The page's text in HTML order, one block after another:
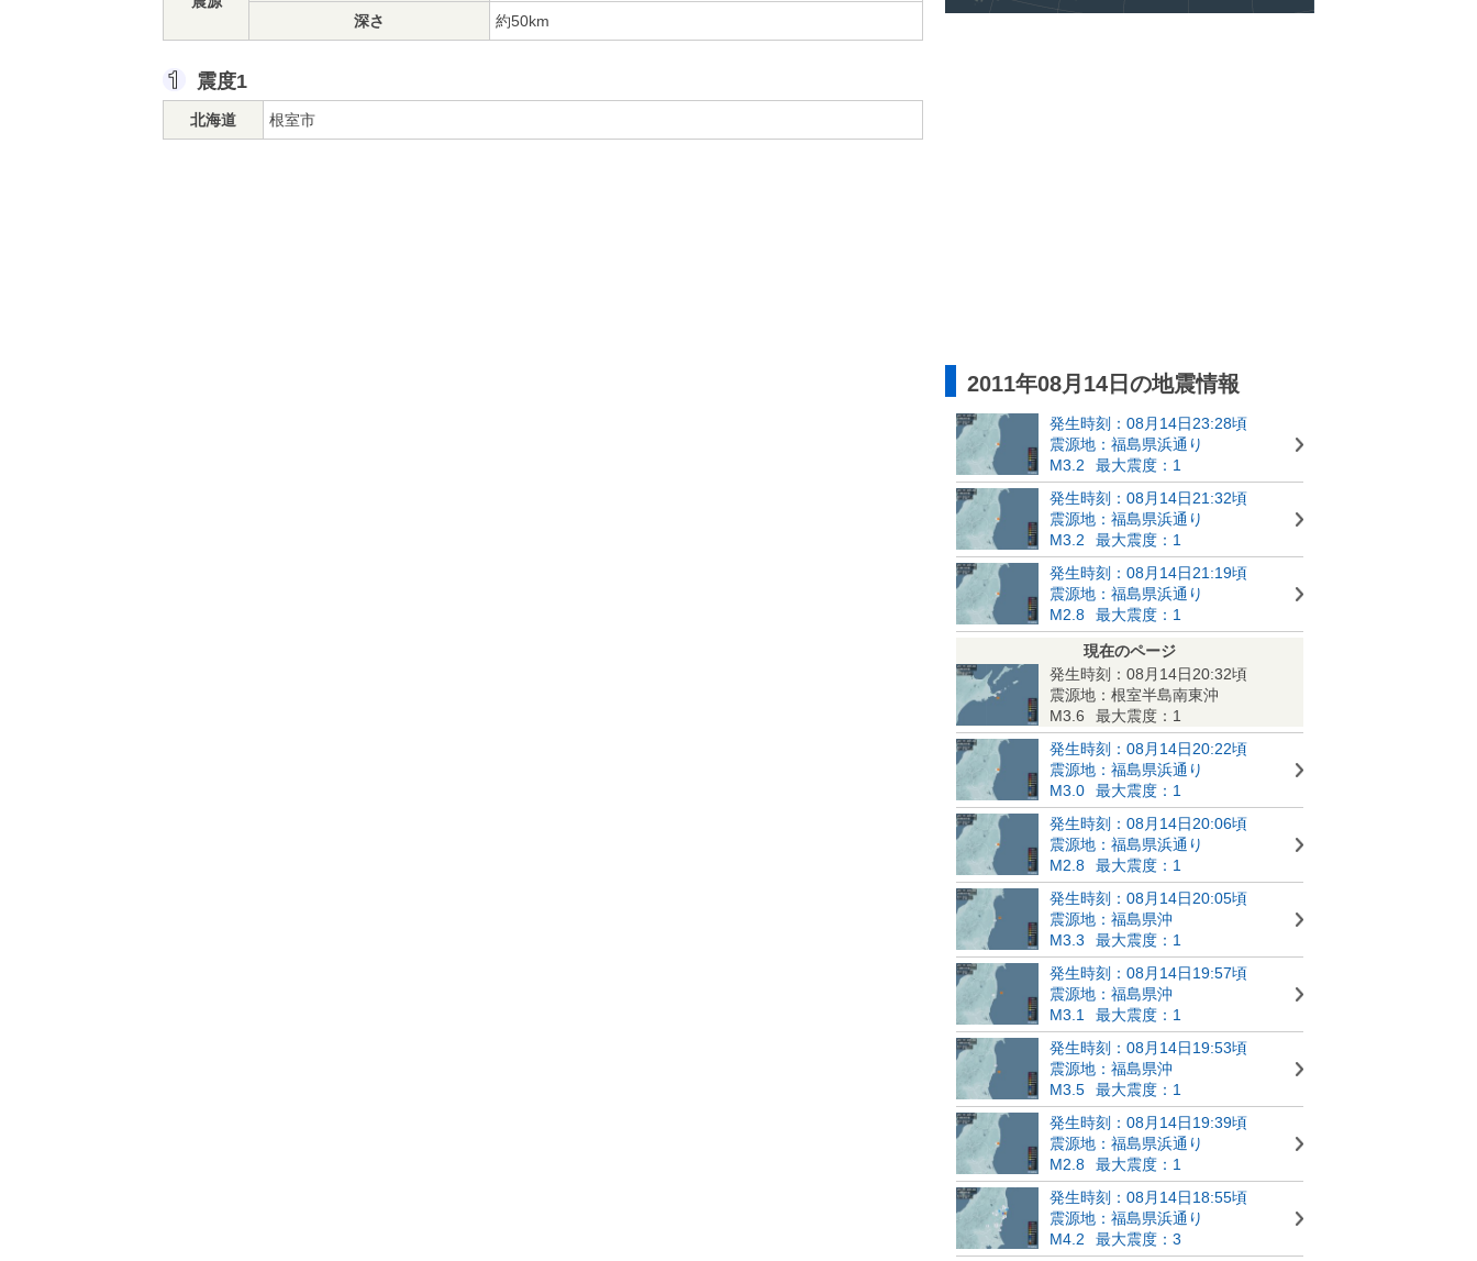
深さ
約50km
震度1
北海道 根室市
2011年08月14日の地震情報
発生時刻：08月14日23:28頃
震源地：福島県浜通り
M3.2
最大震度：1
発生時刻：08月14日21:32頃
震源地：福島県浜通り
M3.2
最大震度：1
発生時刻：08月14日21:19頃
震源地：福島県浜通り
M2.8
最大震度：1
現在のページ
発生時刻：08月14日20:32頃
震源地：根室半島南東沖
M3.6
最大震度：1
発生時刻：08月14日20:22頃
震源地：福島県浜通り
M3.0
最大震度：1
発生時刻：08月14日20:06頃
震源地：福島県浜通り
M2.8
最大震度：1
発生時刻：08月14日20:05頃
震源地：福島県沖
M3.3
最大震度：1
発生時刻：08月14日19:57頃
震源地：福島県沖
M3.1
最大震度：1
発生時刻：08月14日19:53頃
震源地：福島県沖
M3.5
最大震度：1
発生時刻：08月14日19:39頃
震源地：福島県浜通り
M2.8
最大震度：1
発生時刻：08月14日18:55頃
震源地：福島県浜通り
M4.2
最大震度：3